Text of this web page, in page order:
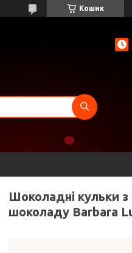
Кошик
Шоколадні кульки з
шоколаду Barbara